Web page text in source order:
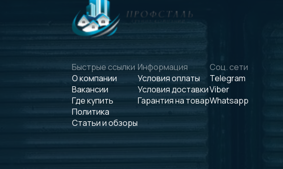
Быстрые ссылки
О компании
Вакансии
Где купить
Политика
Статьи и обзоры
Информация
Условия оплаты
Условия доставки
Гарантия на товар
Соц. сети
Telegram
Viber
Whatsapp